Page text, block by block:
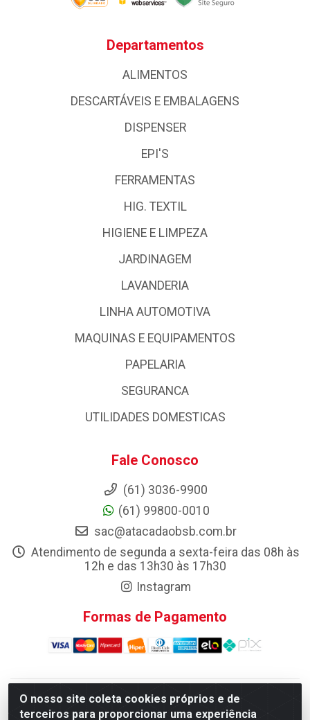
O nosso site coleta cookies próprios e de
terceiros para proporcionar uma experiência
Departamentos
ALIMENTOS
DESCARTÁVEIS E EMBALAGENS
DISPENSER
EPI'S
FERRAMENTAS
HIG. TEXTIL
HIGIENE E LIMPEZA
JARDINAGEM
LAVANDERIA
LINHA AUTOMOTIVA
MAQUINAS E EQUIPAMENTOS
PAPELARIA
SEGURANCA
UTILIDADES DOMESTICAS
Fale Conosco
(61) 3036-9900
(61) 99800-0010
sac@atacadaobsb.com.br
Atendimento de segunda a sexta-feira das 08h às
12h e das 13h30 às 17h30
Instagram
Formas de Pagamento
Atacadao da Limpeza F. Pereira Queiroz Comercio e
Distribuicao LTDA - Quadra Qi 10 Lotes 39 e, 41 - Setor